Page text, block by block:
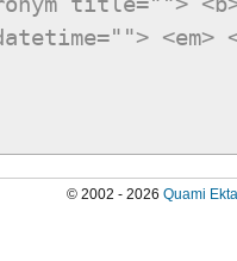
© 2002 - 2026 Quami